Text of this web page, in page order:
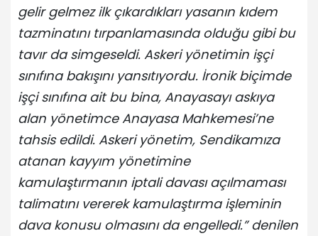
gelir gelmez ilk çıkardıkları yasanın kıdem
tazminatını tırpanlamasında olduğu gibi bu
tavır da simgeseldi. Askeri yönetimin işçi
sınıfına bakışını yansıtıyordu. İronik biçimde
işçi sınıfına ait bu bina, Anayasayı askıya
alan yönetimce Anayasa Mahkemesi’ne
tahsis edildi. Askeri yönetim, Sendikamıza
atanan kayyım yönetimine
kamulaştırmanın iptali davası açılmaması
talimatını vererek kamulaştırma işleminin
dava konusu olmasını da engelledi.” denilen